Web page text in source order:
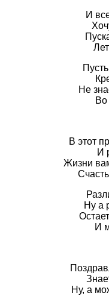
И
Не
Во
В этот
И
Жизни
Ну а
И
Ну, а